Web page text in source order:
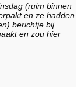
(ruim binnen
en ze hadden
berichtje bij
en zou hier